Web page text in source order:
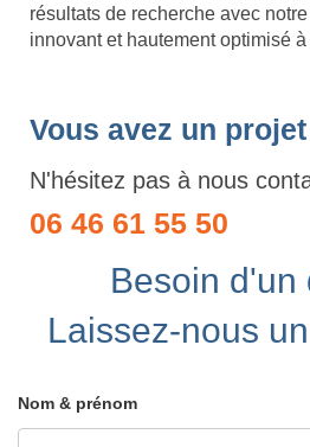
résultats de recherche avec
innovant et hautement optimisé
Vous avez un
N'hésitez pas à nous
06 46 61 55 50
Besoin d'un
Laissez-nous
Nom & prénom